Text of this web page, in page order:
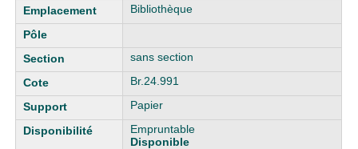
Bibliothèque
sans section
Br.24.991
Papier
Empruntable
Disponible